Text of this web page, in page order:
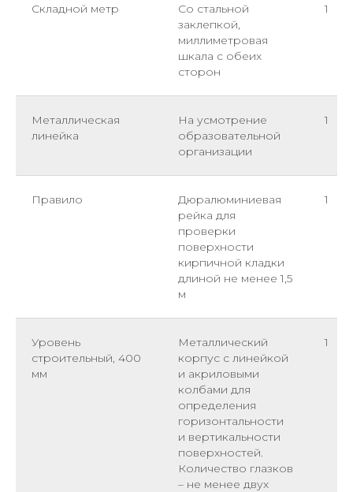
Складной метр
Со стальной
заклепкой,
миллиметровая
шкала с обеих
сторон
1
Металлическая
линейка
На усмотрение
образовательной
организации
1
Правило
Дюралюминиевая
рейка для
проверки
поверхности
кирпичной кладки
длиной не менее 1,5
м
1
Уровень
строительный, 400
мм
Металлический
корпус с линейкой
и акриловыми
колбами для
определения
горизонтальности
и вертикальности
поверхностей.
Количество глазков
– не менее двух
1